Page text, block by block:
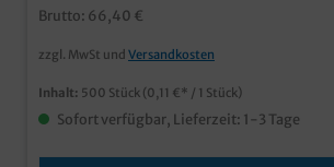
Kraftpapier ab 10.000 Stück auch individuell
Brutto: 66,40 €
zzgl. MwSt und Versandkosten
Inhalt: 500 Stück (0,11 €* / 1 Stück)
Sofort verfügbar, Lieferzeit: 1-3 Tage